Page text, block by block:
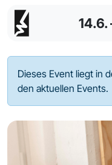
14.6.
Dieses Event liegt in
den aktuellen Events.